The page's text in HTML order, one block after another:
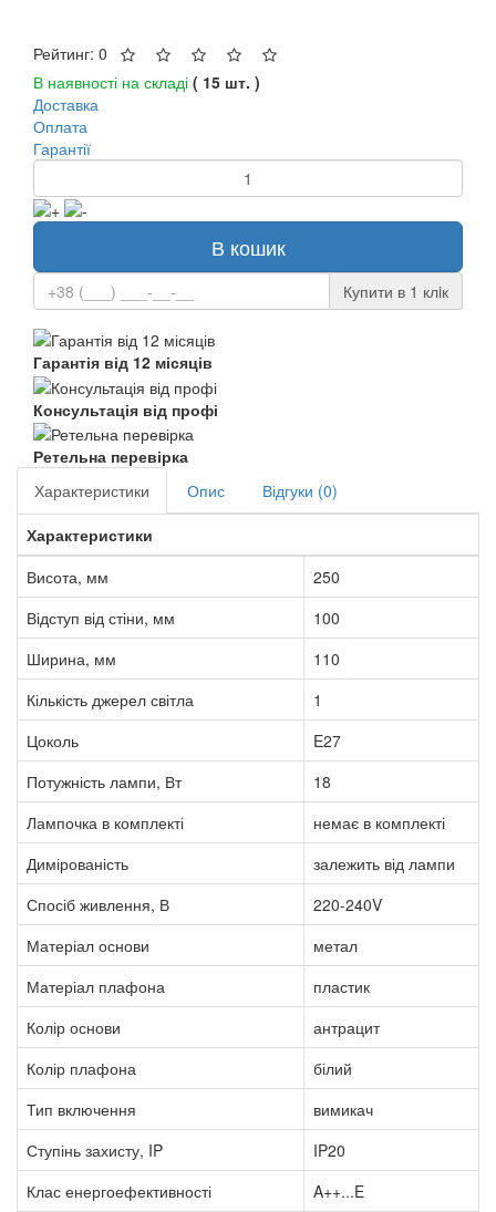
Рейтинг: 0
В наявності на складі ( 15 шт. )
Доставка
Оплата
Гарантії
В кошик
Купити в 1 клiк
Гарантія від 12 місяців
Консультація від профі
Ретельна перевірка
Характеристики
Опис
Відгуки (0)
Характеристики
Висота, мм
250
Відступ від стіни, мм
100
Ширина, мм
110
Кількість джерел світла
1
Цоколь
E27
Потужність лампи, Вт
18
Лампочка в комплекті
немає в комплекті
Димірованість
залежить від лампи
Спосіб живлення, В
220-240V
Матеріал основи
метал
Матеріал плафона
пластик
Колір основи
антрацит
Колір плафона
білий
Тип включення
вимикач
Ступінь захисту, IP
IP20
Клас енергоефективності
A++...E